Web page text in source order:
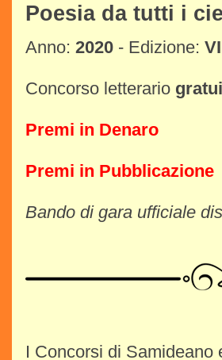
Poesia da tutti i
Anno: 2020 - Edizione: VI
Concorso letterario
Premi in Denaro
Premi in Pubblicazione
Bando di gara ufficiale
I Concorsi di